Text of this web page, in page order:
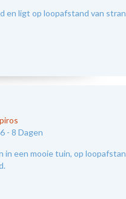
en ligt op loopafstand van
-8 Dagen
in een mooie tuin, op